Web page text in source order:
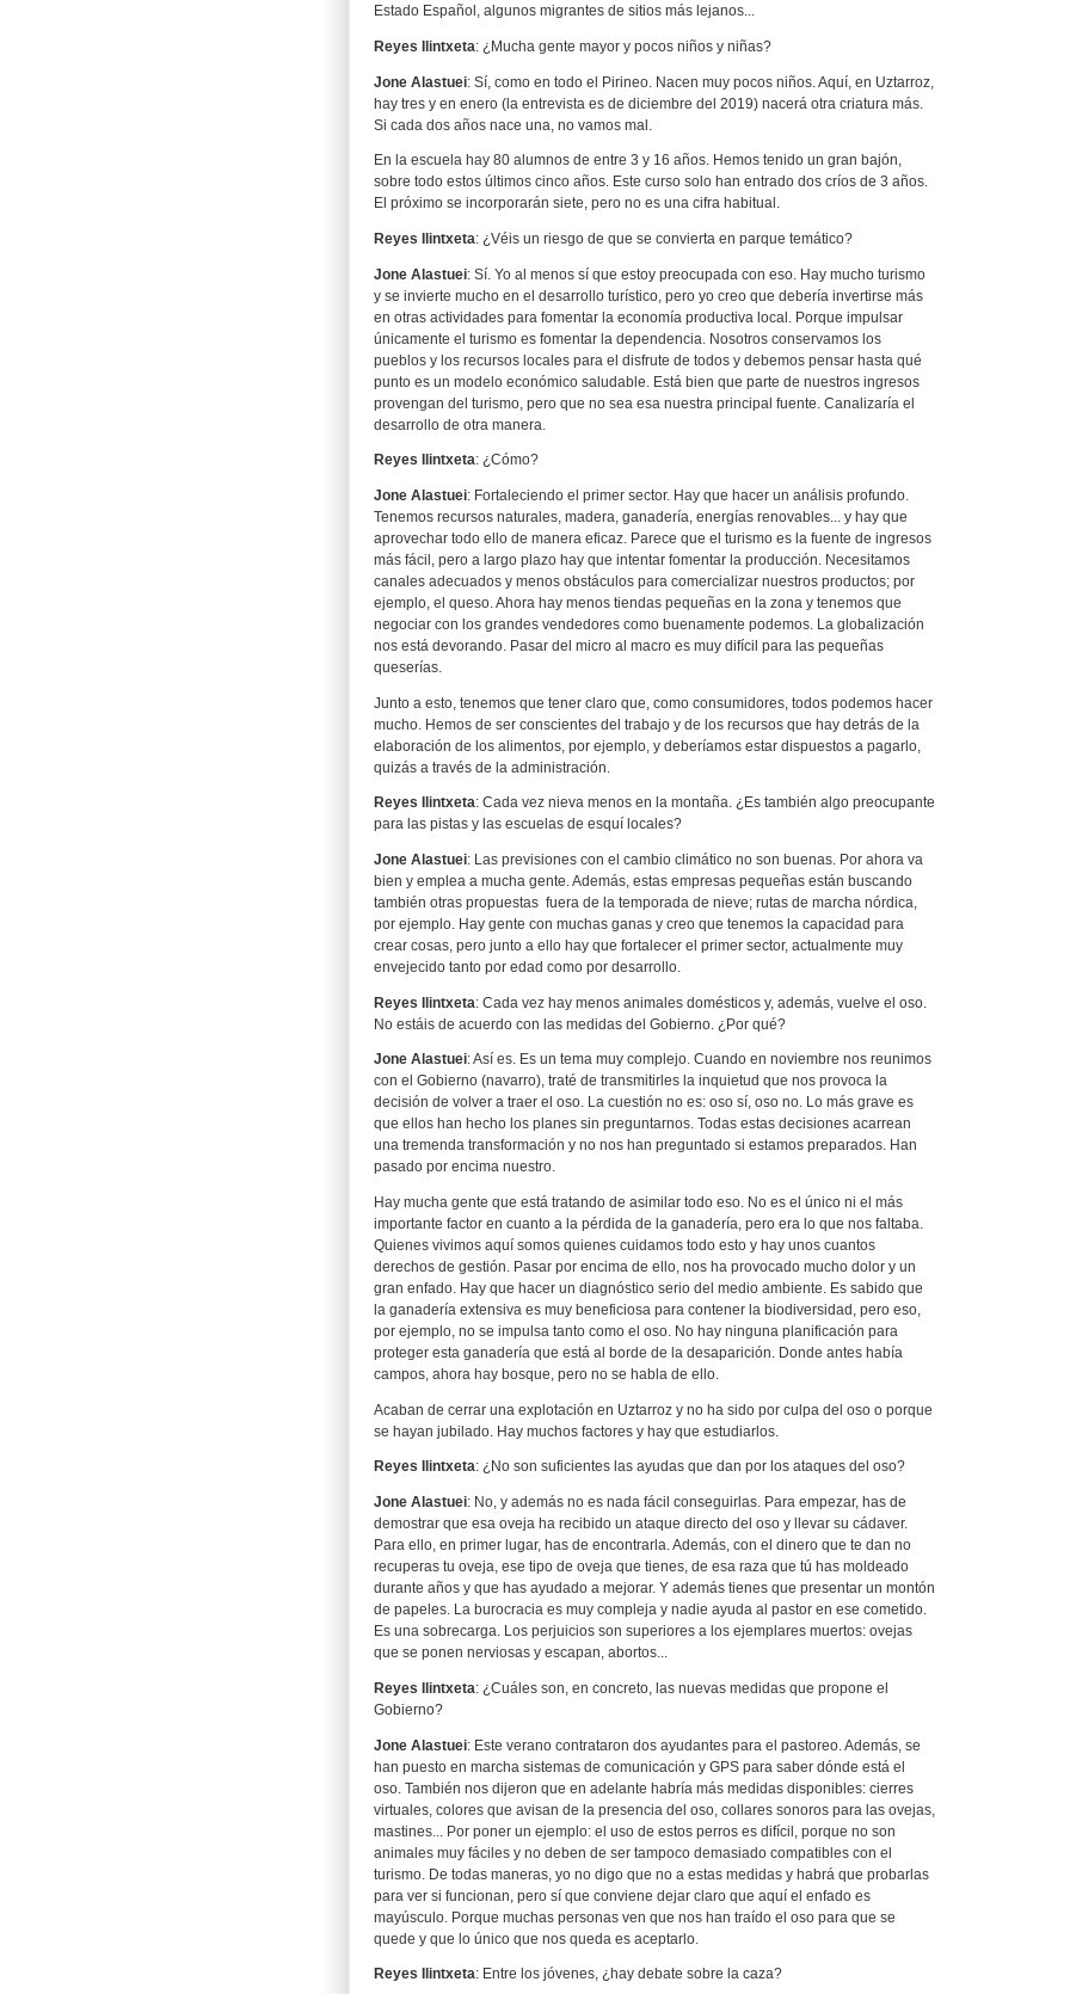
Estado Español, algunos migrantes de sitios más lejanos...
Reyes Ilintxeta: ¿Mucha gente mayor y pocos niños y niñas?
Jone Alastuei: Sí, como en todo el Pirineo. Nacen muy pocos niños. Aquí, en Uztarroz,
hay tres y en enero (la entrevista es de diciembre del 2019) nacerá otra criatura más.
Si cada dos años nace una, no vamos mal.
En la escuela hay 80 alumnos de entre 3 y 16 años. Hemos tenido un gran bajón,
sobre todo estos últimos cinco años. Este curso solo han entrado dos críos de 3 años.
El próximo se incorporarán siete, pero no es una cifra habitual.
Reyes Ilintxeta: ¿Véis un riesgo de que se convierta en parque temático?
Jone Alastuei: Sí. Yo al menos sí que estoy preocupada con eso. Hay mucho turismo
y se invierte mucho en el desarrollo turístico, pero yo creo que debería invertirse más
en otras actividades para fomentar la economía productiva local. Porque impulsar
únicamente el turismo es fomentar la dependencia. Nosotros conservamos los
pueblos y los recursos locales para el disfrute de todos y debemos pensar hasta qué
punto es un modelo económico saludable. Está bien que parte de nuestros ingresos
provengan del turismo, pero que no sea esa nuestra principal fuente. Canalizaría el
desarrollo de otra manera.
Reyes Ilintxeta: ¿Cómo?
Jone Alastuei: Fortaleciendo el primer sector. Hay que hacer un análisis profundo.
Tenemos recursos naturales, madera, ganadería, energías renovables... y hay que
aprovechar todo ello de manera eficaz. Parece que el turismo es la fuente de ingresos
más fácil, pero a largo plazo hay que intentar fomentar la producción. Necesitamos
canales adecuados y menos obstáculos para comercializar nuestros productos; por
ejemplo, el queso. Ahora hay menos tiendas pequeñas en la zona y tenemos que
negociar con los grandes vendedores como buenamente podemos. La globalización
nos está devorando. Pasar del micro al macro es muy difícil para las pequeñas
queserías.
Junto a esto, tenemos que tener claro que, como consumidores, todos podemos hacer
mucho. Hemos de ser conscientes del trabajo y de los recursos que hay detrás de la
elaboración de los alimentos, por ejemplo, y deberíamos estar dispuestos a pagarlo,
quizás a través de la administración.
Reyes Ilintxeta: Cada vez nieva menos en la montaña. ¿Es también algo preocupante
para las pistas y las escuelas de esquí locales?
Jone Alastuei: Las previsiones con el cambio climático no son buenas. Por ahora va
bien y emplea a mucha gente. Además, estas empresas pequeñas están buscando
también otras propuestas fuera de la temporada de nieve; rutas de marcha nórdica,
por ejemplo. Hay gente con muchas ganas y creo que tenemos la capacidad para
crear cosas, pero junto a ello hay que fortalecer el primer sector, actualmente muy
envejecido tanto por edad como por desarrollo.
Reyes Ilintxeta: Cada vez hay menos animales domésticos y, además, vuelve el oso.
No estáis de acuerdo con las medidas del Gobierno. ¿Por qué?
Jone Alastuei: Así es. Es un tema muy complejo. Cuando en noviembre nos reunimos
con el Gobierno (navarro), traté de transmitirles la inquietud que nos provoca la
decisión de volver a traer el oso. La cuestión no es: oso sí, oso no. Lo más grave es
que ellos han hecho los planes sin preguntarnos. Todas estas decisiones acarrean
una tremenda transformación y no nos han preguntado si estamos preparados. Han
pasado por encima nuestro.
Hay mucha gente que está tratando de asimilar todo eso. No es el único ni el más
importante factor en cuanto a la pérdida de la ganadería, pero era lo que nos faltaba.
Quienes vivimos aquí somos quienes cuidamos todo esto y hay unos cuantos
derechos de gestión. Pasar por encima de ello, nos ha provocado mucho dolor y un
gran enfado. Hay que hacer un diagnóstico serio del medio ambiente. Es sabido que
la ganadería extensiva es muy beneficiosa para contener la biodiversidad, pero eso,
por ejemplo, no se impulsa tanto como el oso. No hay ninguna planificación para
proteger esta ganadería que está al borde de la desaparición. Donde antes había
campos, ahora hay bosque, pero no se habla de ello.
Acaban de cerrar una explotación en Uztarroz y no ha sido por culpa del oso o porque
se hayan jubilado. Hay muchos factores y hay que estudiarlos.
Reyes Ilintxeta: ¿No son suficientes las ayudas que dan por los ataques del oso?
Jone Alastuei: No, y además no es nada fácil conseguirlas. Para empezar, has de
demostrar que esa oveja ha recibido un ataque directo del oso y llevar su cádaver.
Para ello, en primer lugar, has de encontrarla. Además, con el dinero que te dan no
recuperas tu oveja, ese tipo de oveja que tienes, de esa raza que tú has moldeado
durante años y que has ayudado a mejorar. Y además tienes que presentar un montón
de papeles. La burocracia es muy compleja y nadie ayuda al pastor en ese cometido.
Es una sobrecarga. Los perjuicios son superiores a los ejemplares muertos: ovejas
que se ponen nerviosas y escapan, abortos...
Reyes Ilintxeta: ¿Cuáles son, en concreto, las nuevas medidas que propone el
Gobierno?
Jone Alastuei: Este verano contrataron dos ayudantes para el pastoreo. Además, se
han puesto en marcha sistemas de comunicación y GPS para saber dónde está el
oso. También nos dijeron que en adelante habría más medidas disponibles: cierres
virtuales, colores que avisan de la presencia del oso, collares sonoros para las ovejas,
mastines... Por poner un ejemplo: el uso de estos perros es difícil, porque no son
animales muy fáciles y no deben de ser tampoco demasiado compatibles con el
turismo. De todas maneras, yo no digo que no a estas medidas y habrá que probarlas
para ver si funcionan, pero sí que conviene dejar claro que aquí el enfado es
mayúsculo. Porque muchas personas ven que nos han traído el oso para que se
quede y que lo único que nos queda es aceptarlo.
Reyes Ilintxeta: Entre los jóvenes, ¿hay debate sobre la caza?